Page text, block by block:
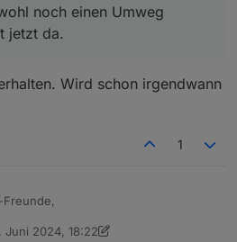
noch einen Umweg
jetzt da.
Wird schon irgendwann
1
ioBroker 10 Jahre alt und das
Juni 2024, 18:22
von Pedder0076. Mai 2024, 20:23